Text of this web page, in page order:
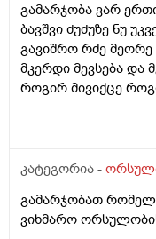
გამარჯობა ვარ
ბავშვი ძუძუზე ნუ
გავიშრო რძე
მკერდი მევსება და
როგირ მივიქცე
კატეგორია -
გამარჯობათ
ვიხმარო